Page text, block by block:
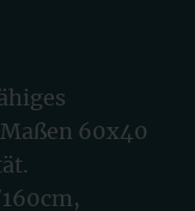
60x40